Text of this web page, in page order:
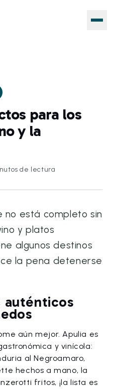
para los
y la
de lectura
no está completo sin
y platos
algunos destinos
la pena detenerse
auténticos
aún mejor. Apulia es
y vinícola:
al Negroamaro,
hechos a mano, la
fritos, ¡la lista es